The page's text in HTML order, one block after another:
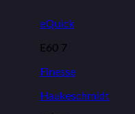
eQuick
E60 7
Finesse
Haukeschmidt